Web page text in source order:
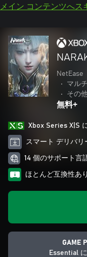
メイン コンテンツへス
NetEase
•
マル
•
その
無料+
Xbox Series X|S
スマート デリバリ
14 個のサポート言
ほとんど互換性あり
GAME
Essential